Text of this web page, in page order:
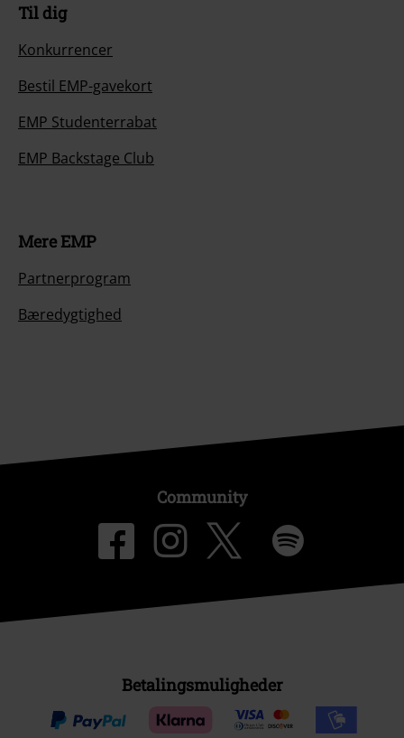
Til dig
Konkurrencer
Bestil EMP-gavekort
EMP Studenterrabat
EMP Backstage Club
Mere EMP
Partnerprogram
Bæredygtighed
Community
Betalingsmuligheder